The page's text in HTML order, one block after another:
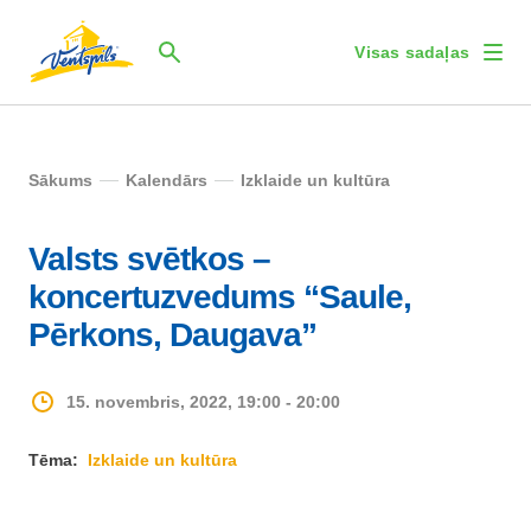
Visas sadaļas
Sākums Kalendārs Izklaide un kultūra
Valsts svētkos –
koncertuzvedums “Saule,
Pērkons, Daugava”
15. novembris, 2022, 19:00 - 20:00
Tēma: Izklaide un kultūra